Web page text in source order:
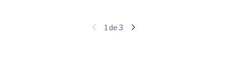
1 de 3